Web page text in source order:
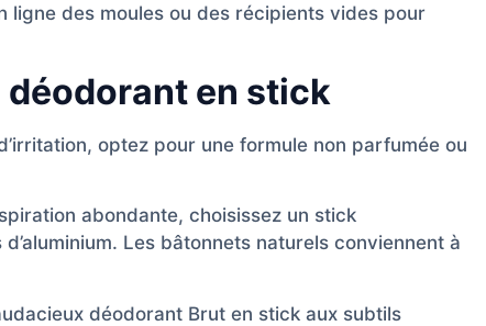
ligne des moules ou des récipients vides pour
en stick
optez pour une formule non parfumée ou
abondante, choisissez un stick
Les bâtonnets naturels conviennent à
déodorant Brut en stick aux subtils